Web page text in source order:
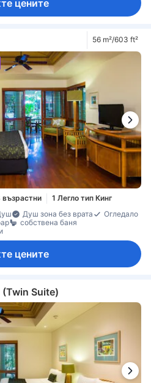
цените
56 m²/603 ft²
1 Легло тип Кинг
Душ зона без врата
Огледало
собствена баня
цените
(Twin Suite)